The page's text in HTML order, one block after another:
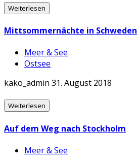
Weiterlesen
Mittsommernächte in Schweden
Meer & See
Ostsee
kako_admin 31. August 2018
Weiterlesen
Auf dem Weg nach Stockholm
Meer & See